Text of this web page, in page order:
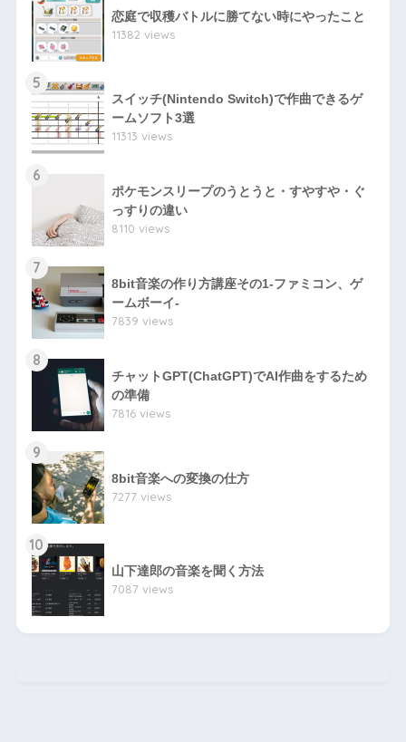
恋庭で収穫バトルに勝てない時にやったこと
11382 views
5
スイッチ(Nintendo Switch)で作曲できるゲ
ームソフト3選
11313 views
6
ポケモンスリープのうとうと・すやすや・ぐ
っすりの違い
8110 views
7
8bit音楽の作り方講座その1-ファミコン、ゲ
ームボーイ-
7839 views
8
チャットGPT(ChatGPT)でAI作曲をするため
の準備
7816 views
9
8bit音楽への変換の仕方
7277 views
10
山下達郎の音楽を聞く方法
7087 views